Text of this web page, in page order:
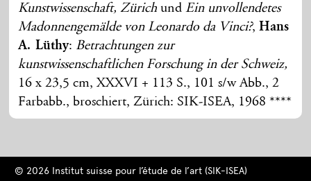
Kunstwissenschaft, Zürich undEin unvollendetes
Madonnengemälde von Leonardo da Vinci?,Hans
A. Lüthy: Betrachtungen zur
kunstwissenschaftlichen Forschung in der Schweiz,
16 x 23,5 cm, XXXVI + 113 S., 101 s/w Abb., 2
Farbabb., broschiert, Zürich: SIK-ISEA, 1968 ****
© 2026 Institut suisse pour l’étude de l’art (SIK-ISEA)